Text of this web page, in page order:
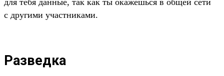
с дру­гими учас­тни­ками.
Разведка